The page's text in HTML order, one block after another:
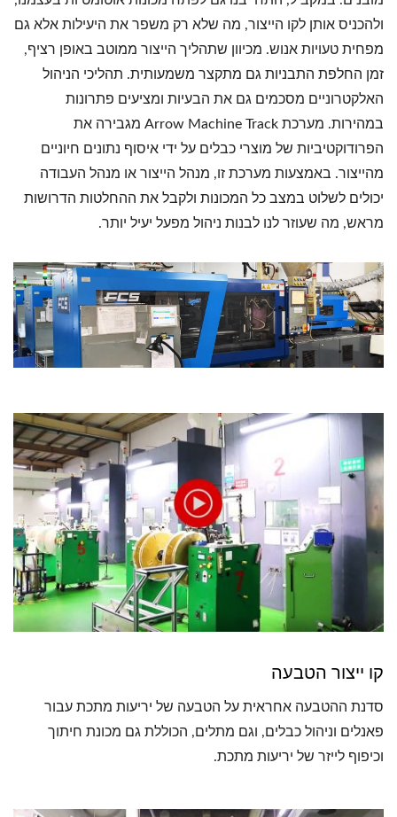
ולהכניס אותן לקו הייצור, מה שלא רק משפר את היעילות אלא גם
מפחית טעויות אנוש. מכיוון שתהליך הייצור ממוטב באופן רציף,
זמן החלפת התבניות גם מתקצר משמעותית. תהליכי הניהול
האלקטרוניים מסכמים גם את הבעיות ומציעים פתרונות
במהירות. מערכת Arrow Machine Track מגבירה את
הפרודוקטיביות של מוצרי כבלים על ידי איסוף נתונים חיוניים
מהייצור. באמצעות מערכת זו, מנהל הייצור או מנהל העבודה
יכולים לשלוט במצב כל המכונות ולקבל את ההחלטות הדרושות
מראש, מה שעוזר לנו לבנות ניהול מפעל יעיל יותר.
קו ייצור הטבעה
סדנת ההטבעה אחראית על הטבעה של יריעות מתכת עבור
פאנלים וניהול כבלים, וגם מתלים, הכוללת גם מכונת חיתוך
וכיפוף לייזר של יריעות מתכת.